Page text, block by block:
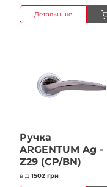
Детальніше
Ручка
ARGENTUM Ag -
Z29 (CP/BN)
від 1502 грн